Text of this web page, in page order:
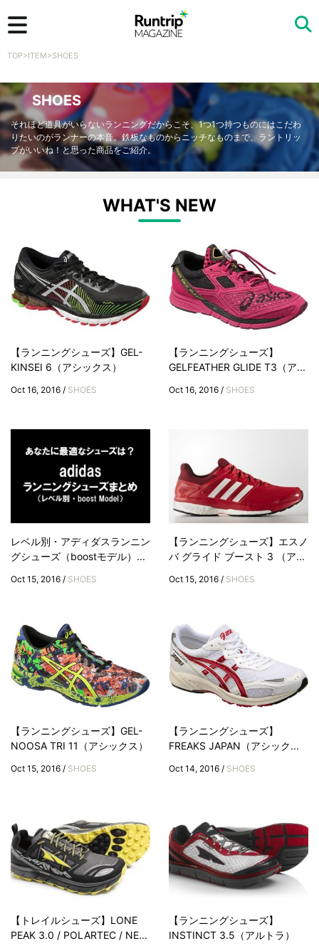
TOP>ITEM>SHOES
SHOES
それほど道具がいらないランニングだからこそ、1つ1つ持つものにはこだわ
りたいのがランナーの本音。鉄板なものからニッチなものまで、ラントリッ
プがいいね！と思った商品をご紹介。
WHAT'S NEW
【ランニングシューズ】GEL-
KINSEI 6（アシックス）
Oct 16, 2016 / SHOES
【ランニングシューズ】
GELFEATHER GLIDE T3（ア...
Oct 16, 2016 / SHOES
レベル別・アディダスランニン
グシューズ（boostモデル）...
Oct 15, 2016 / SHOES
【ランニングシューズ】エスノ
バ グライド ブースト 3 （ア...
Oct 15, 2016 / SHOES
【ランニングシューズ】GEL-
NOOSA TRI 11（アシックス）
Oct 15, 2016 / SHOES
【ランニングシューズ】
FREAKS JAPAN（アシック...
Oct 14, 2016 / SHOES
【トレイルシューズ】LONE
PEAK 3.0 / POLARTEC / NE...
【ランニングシューズ】
INSTINCT 3.5（アルトラ）